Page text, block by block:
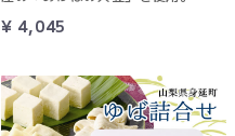
¥ 4,045